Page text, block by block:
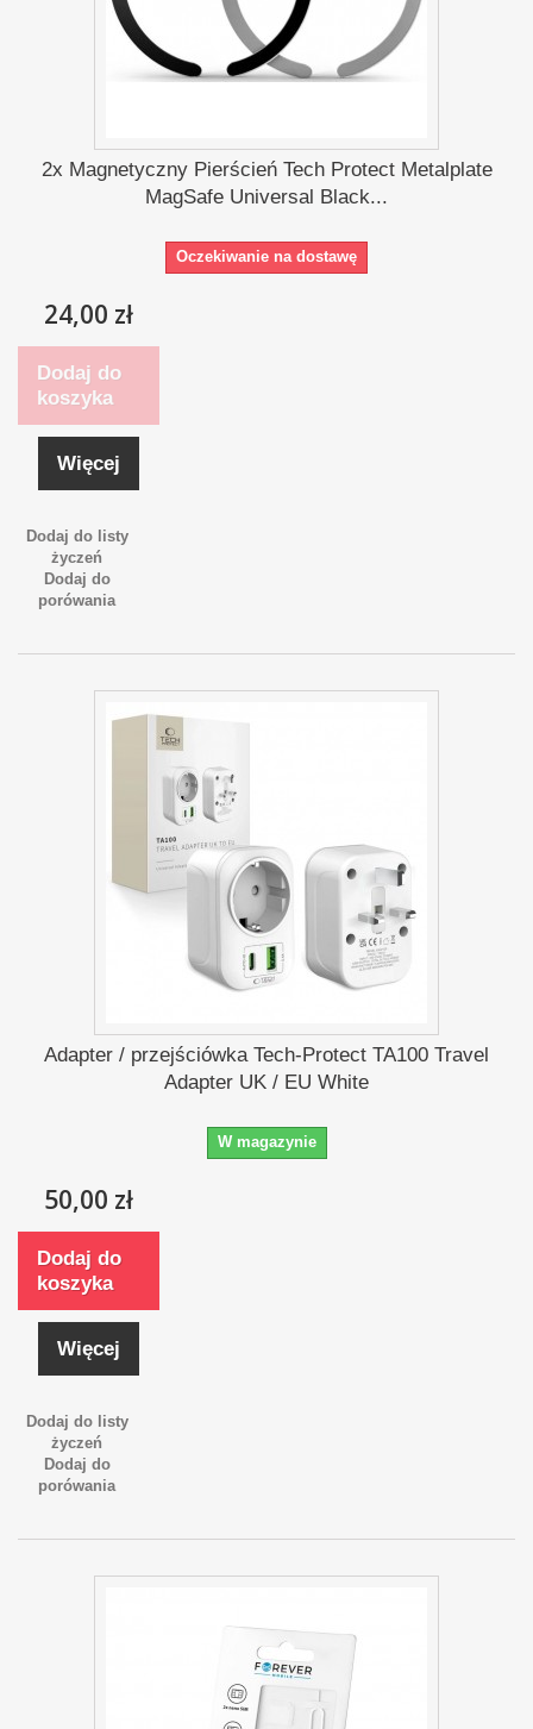
2x Magnetyczny Pierścień Tech Protect Metalplate
MagSafe Universal Black...
Oczekiwanie na dostawę
24,00 zł
Dodaj do
koszyka
Więcej
Dodaj do listy
życzeń
Dodaj do
porówania
Adapter / przejściówka Tech-Protect TA100 Travel
Adapter UK / EU White
W magazynie
50,00 zł
Dodaj do
koszyka
Więcej
Dodaj do listy
życzeń
Dodaj do
porówania